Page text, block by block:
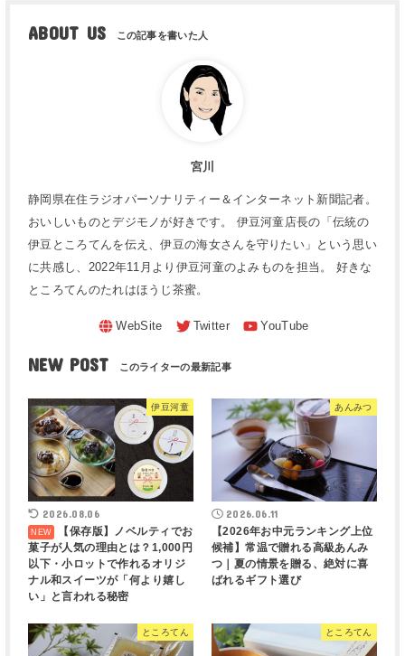
ABOUT US
宮川
静岡県在住ラジオパーソナリティー＆インターネット新聞記者。
おいしいものとデジモノが好きです。 伊豆河童店長の「伝統の
伊豆ところてんを伝え、伊豆の海女さんを守りたい」という思い
に共感し、2022年11月より伊豆河童のよみものを担当。 好きな
ところてんのたれはほうじ茶蜜。
NEW POST
伊豆河童
2026.08.06
【保存版】ノベルティでお
菓子が人気の理由とは？1,000円
以下・小ロットで作れるオリジ
ナル和スイーツが「何より嬉し
い」と言われる秘密
あんみつ
2026.06.11
【2026年お中元ランキング上位
候補】常温で贈れる高級あんみ
つ｜夏の情景を贈る、絶対に喜
ばれるギフト選び
ところてん ところてん